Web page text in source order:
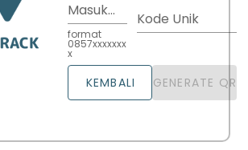
Masukkan Nomor Handphone
format
0857xxxxxxx
x
Kode Unik
KEMBALI GENERATE QR